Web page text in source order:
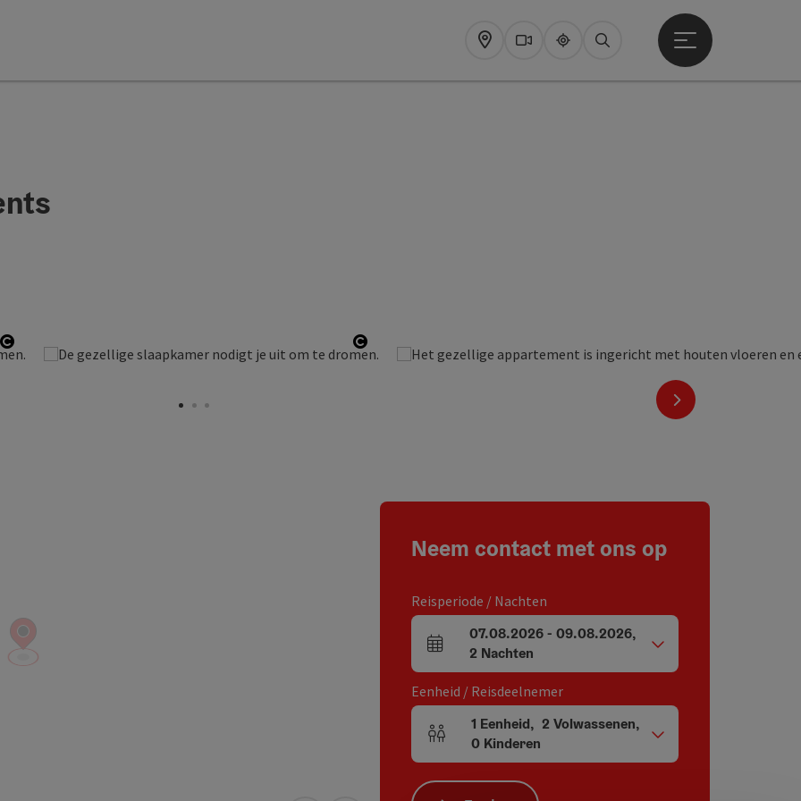
Map WebcamsUpperguide
Zoeken
Startmenu openen
Start Copyright Start Copyright
nächstes Element
Neem contact met ons op
Reisperiode / Nachten
Velden voor aankomst en vertrek
07.08.2026- 09.08.2026,
2 Nachten
Eenheid / Reisdeelnemer
Aantal eenheden en persoonsvelden
1 Eenheid, 2 Volwassenen,
0 Kinderen